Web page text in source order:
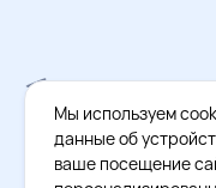
Мы в Телеграм
Документы об обработке
Охрана труда –
Мы используем
данные об
ваше посещение